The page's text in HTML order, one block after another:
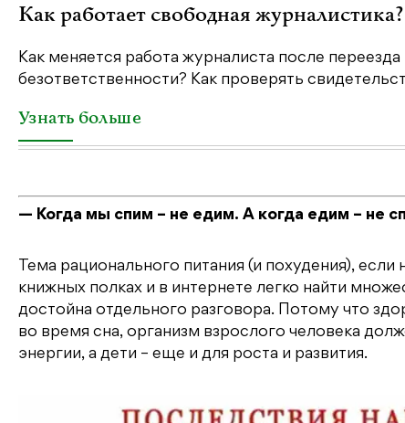
Как работает свободная журналистика?
Как меняется работа журналиста после
безответственности? Как проверять
Узнать больше
— Когда мы спим – не едим. А когда едим – не
Тема рационального питания (и похудения),
книжных полках и в интернете легко найти
достойна отдельного разговора. Потому что
во время сна, организм взрослого человека
энергии, а дети – еще и для роста и развития.